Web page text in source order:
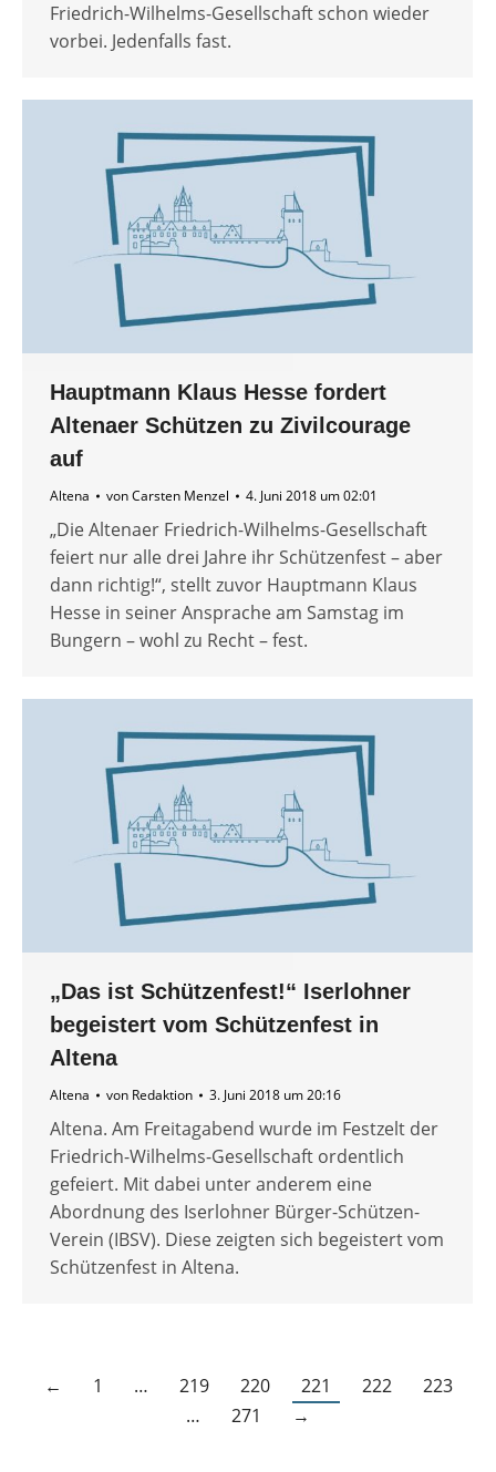
Friedrich-Wilhelms-Gesellschaft schon wieder
vorbei. Jedenfalls fast.
Hauptmann Klaus Hesse fordert
Altenaer Schützen zu Zivilcourage
auf
Altena vonCarsten Menzel 4. Juni 2018 um 02:01
„Die Altenaer Friedrich-Wilhelms-Gesellschaft
feiert nur alle drei Jahre ihr Schützenfest – aber
dann richtig!“, stellt zuvor Hauptmann Klaus
Hesse in seiner Ansprache am Samstag im
Bungern – wohl zu Recht – fest.
„Das ist Schützenfest!“ Iserlohner
begeistert vom Schützenfest in
Altena
Altena von Redaktion 3. Juni 2018 um 20:16
Altena. Am Freitagabend wurde im Festzelt der
Friedrich-Wilhelms-Gesellschaft ordentlich
gefeiert. Mit dabei unter anderem eine
Abordnung des Iserlohner Bürger-Schützen-
Verein (IBSV). Diese zeigten sich begeistert vom
Schützenfest in Altena.
← 1 … 219 220 221 222
223
…
271 →